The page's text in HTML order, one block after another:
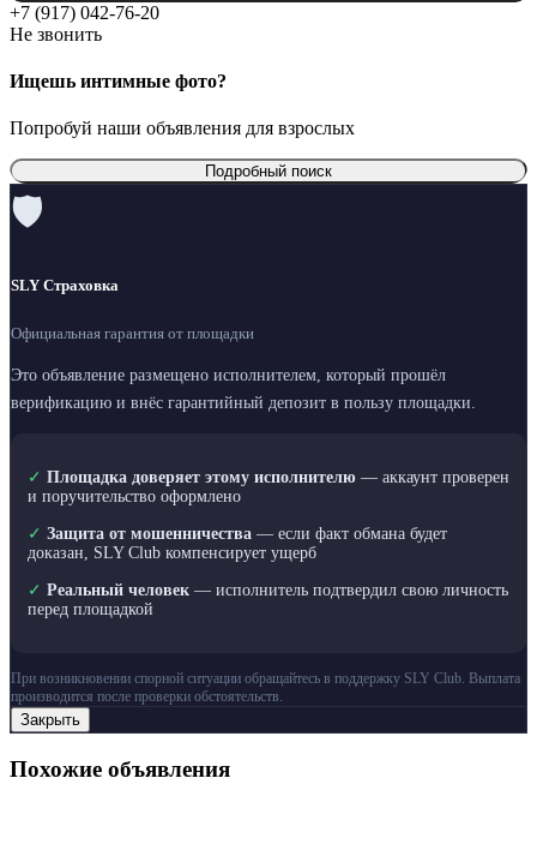
+7 (917) 042-76-20
Не звонить
Ищешь интимные фото?
Попробуй наши объявления для взрослых
Подробный поиск
🛡
SLY Страховка
Официальная гарантия от площадки
Это объявление размещено исполнителем, который прошёл
верификацию и внёс гарантийный депозит в пользу площадки.
✓ Площадка доверяет этому исполнителю — аккаунт проверен
и поручительство оформлено
✓ Защита от мошенничества — если факт обмана будет
доказан, SLY Club компенсирует ущерб
✓ Реальный человек — исполнитель подтвердил свою личность
перед площадкой
При возникновении спорной ситуации обращайтесь в поддержку SLY Club. Выплата
производится после проверки обстоятельств.
Закрыть
Похожие объявления